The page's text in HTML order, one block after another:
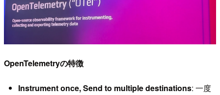
OpenTelemetryの特徴
Instrument once, Send to multiple destinations: 一度